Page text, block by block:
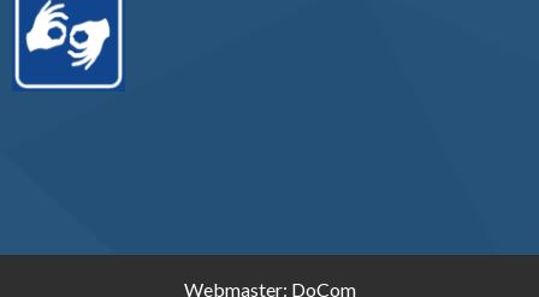
Webmaster: DoCom